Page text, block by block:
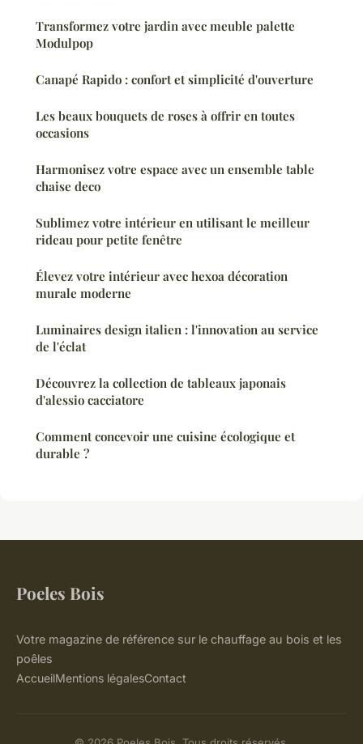
Transformez votre jardin avec meuble palette
Modulpop
Canapé Rapido : confort et simplicité d'ouverture
Les beaux bouquets de roses à offrir en toutes
occasions
Harmonisez votre espace avec un ensemble table
chaise deco
Sublimez votre intérieur en utilisant le meilleur
rideau pour petite fenêtre
Élevez votre intérieur avec hexoa décoration
murale moderne
Luminaires design italien : l'innovation au service
de l'éclat
Découvrez la collection de tableaux japonais
d'alessio cacciatore
Comment concevoir une cuisine écologique et
durable ?
Poeles Bois
Votre magazine de référence sur le chauffage au bois et les
poêles
AccueilMentions légalesContact